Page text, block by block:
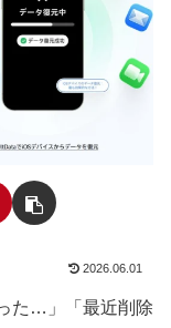
2026.06.01
た…」「最近削除